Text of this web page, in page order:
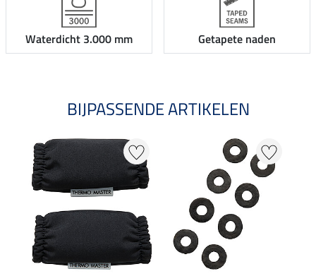
Waterdicht 3.000 mm Getapete naden
BIJPASSENDE ARTIKELEN